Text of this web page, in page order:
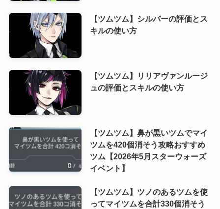
【ツムツム】シルバーの評価とス
キルの使い方
【ツムツム】リリアヴァンルージ
ュの評価とスキルの使い方
【ツムツム】鼻が黒いツムでマイ
ツムを420個消そう攻略おすすめ
ツム【2026年5月スターウォーズ
イベント】
【ツムツム】ツノのあるツムを使
ってマイツムを合計330個消そう